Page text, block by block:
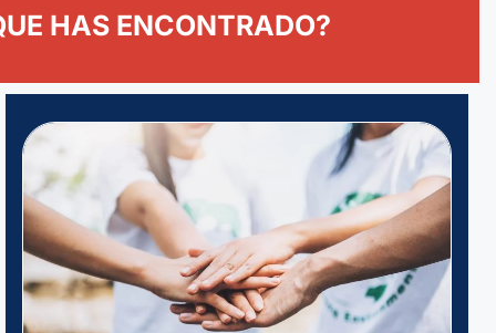
HAS ENCONTRADO?